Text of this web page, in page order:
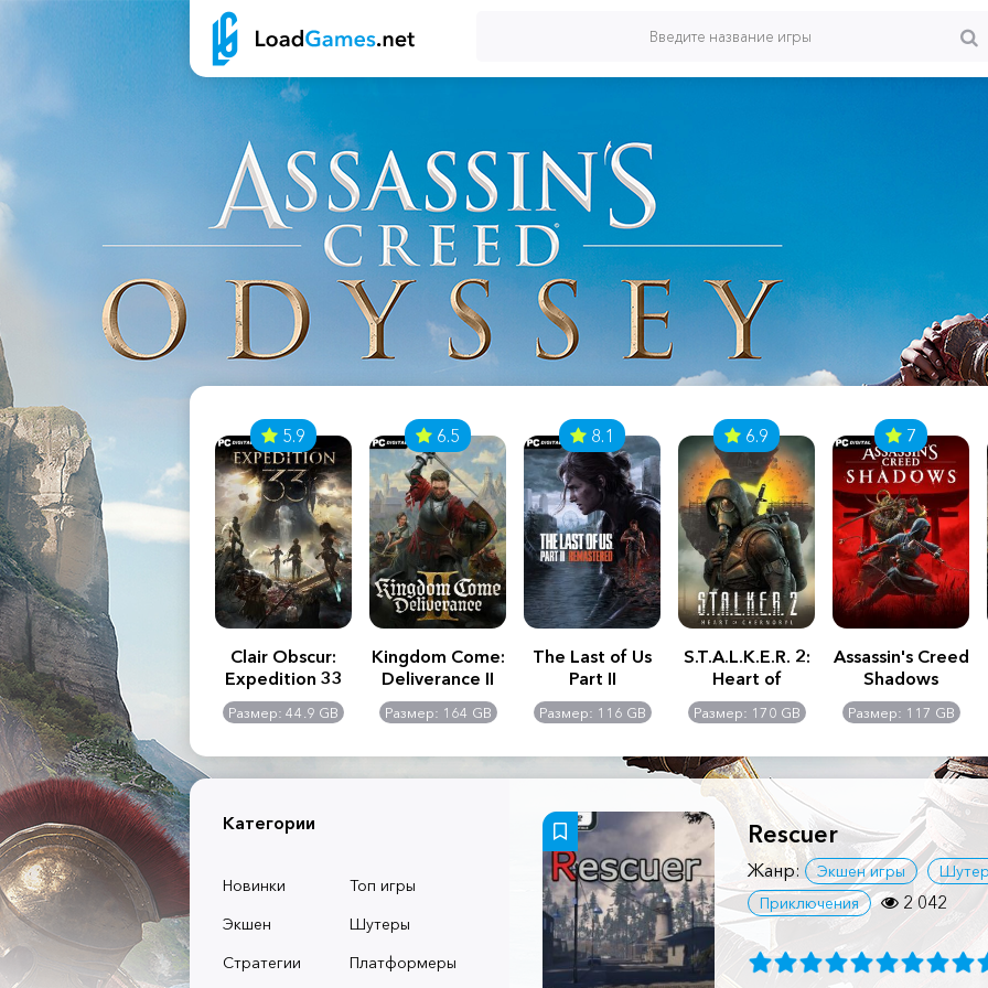
2:
-
GB
Assassin's Creed
Shadows
Размер: 117 GB
5.9
Clair Obscur:
Expedition 33
Размер: 44.9 GB
6.5
Kingdom Come:
Deliverance II
Размер: 164 GB
8.1
The Last of Us
Part II
Remastered
Размер: 116 GB
6.9
S.T.A.L.K.E.R. 2:
Heart of
Chernobyl -
Ultimate Edition
Размер: 170 GB
7
Assassin's Creed
Shadows
Размер: 117 GB
Категории
Новинки
Топ игры
Экшен
Шутеры
Стратегии
Платформеры
Rescuer
Жанр: Экшен игры
Приключения
2 042